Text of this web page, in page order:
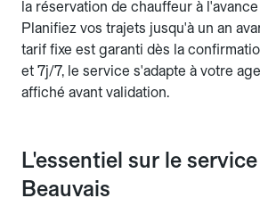
la réservation de chauffeur à
Planifiez vos trajets jusqu'à un an
tarif fixe est garanti dès la
et 7j/7, le service s'adapte à votre
affiché avant validation.
L'essentiel sur le
Beauvais